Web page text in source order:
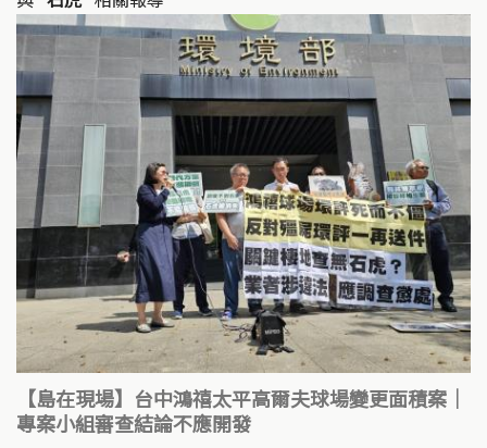
【島在現場】台中鴻禧太平高爾夫球場變更面積案｜
專案小組審查結論不應開發 ​